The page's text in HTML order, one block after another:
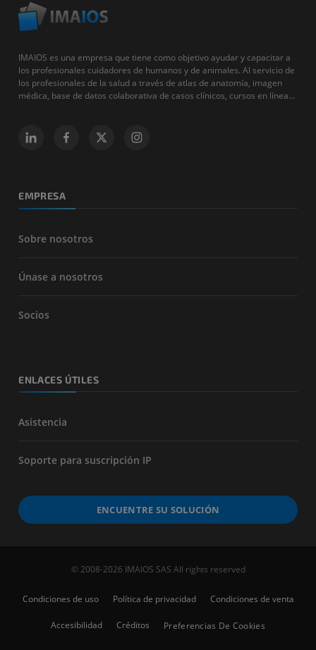
IMAIOS es una empresa que tiene como objetivo ayudar y capacitar a
los profesionales cuidadores de humanos y de animales. Al servicio de
los profesionales de la salud a través de atlas de anatomía, imagen
médica, base de datos colaborativa de casos clínicos, cursos en línea...
EMPRESA
Sobre nosotros
Únase a nosotros
Socios
ENLACES ÚTILES
Asistencia
Soporte para suscripción IP
ENCUENTRE SU SOLUCIÓN
© 2008-2026 IMAIOS SAS All rights reserved
Condiciones de uso Política de privacidad Condiciones de venta
Accesibilidad Créditos Preferencias De Cookies